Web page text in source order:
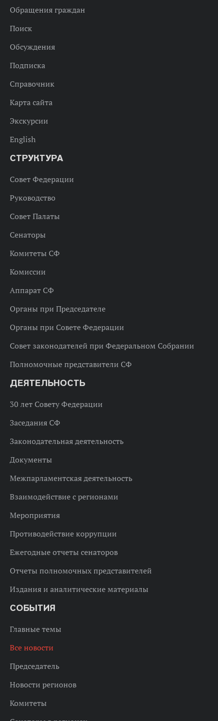
Обращения граждан
Поиск
Обсуждения
Подписка
Справочник
Карта сайта
Экскурсии
English
СТРУКТУРА
Совет Федерации
Руководство
Совет Палаты
Сенаторы
Комитеты СФ
Комиссии
Аппарат СФ
Органы при Председателе
Органы при Совете Федерации
Совет законодателей при Федеральном Собрании
Полномочные представители СФ
ДЕЯТЕЛЬНОСТЬ
30 лет Совету Федерации
Заседания СФ
Законодательная деятельность
Документы
Межпарламентская деятельность
Взаимодействие с регионами
Мероприятия
Противодействие коррупции
Ежегодные отчеты сенаторов
Отчеты полномочных представителей
Издания и аналитические материалы
СОБЫТИЯ
Главные темы
Все новости
Председатель
Новости регионов
Комитеты